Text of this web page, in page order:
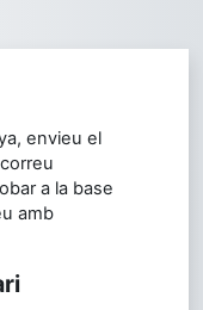
envieu el
a la base
amb